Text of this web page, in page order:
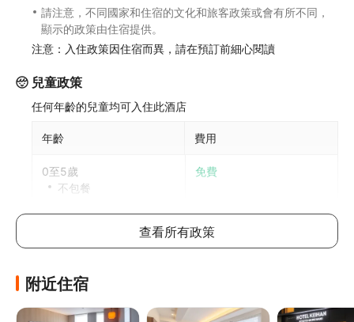
請注意，不同國家和住宿的文化和旅客政策或會有所不同，
顯示的政策由住宿提供。
注意：入住政策因住宿而異，請在預訂前細心閱讀
兒童政策
任何年齡的兒童均可入住此酒店
年齡 費用
0至5歲
不包餐
免費
每間房可允許最多1位5歲或以下兒童與成人共用床鋪。如攜
加床政策
此酒店不可加床
查看所有政策
附近住宿